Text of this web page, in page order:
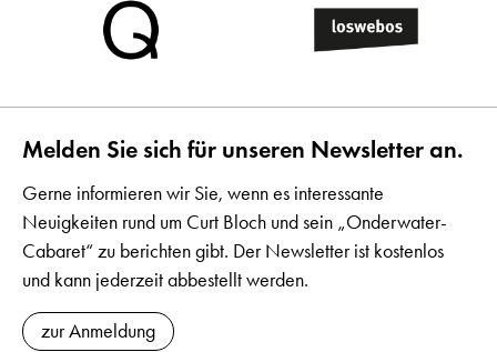
Melden Sie sich für unseren Newsletter an.
Gerne informieren wir Sie, wenn es interessante
Neuigkeiten rund um Curt Bloch und sein „Onderwater-
Cabaret“ zu berichten gibt. Der Newsletter ist kostenlos
und kann jederzeit abbestellt werden.
zur Anmeldung